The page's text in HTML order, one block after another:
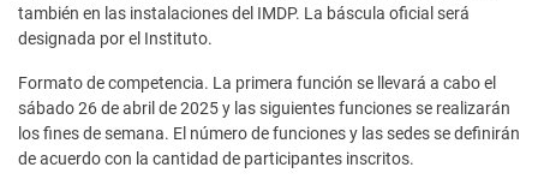
también en las instalaciones del IMDP. La báscula oficial será
designada por el Instituto.
Formato de competencia. La primera función se llevará a cabo el
sábado 26 de abril de 2025 y las siguientes funciones se realizarán
los fines de semana. El número de funciones y las sedes se definirán
de acuerdo con la cantidad de participantes inscritos.